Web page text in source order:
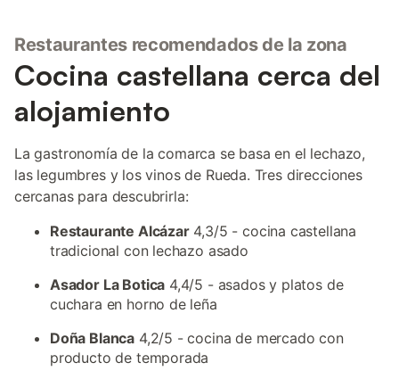
Restaurantes recomendados de la zona
Cocina castellana cerca del
alojamiento
La gastronomía de la comarca se basa en el lechazo,
las legumbres y los vinos de Rueda. Tres direcciones
cercanas para descubrirla:
Restaurante Alcázar4,3/5 - cocina castellana
tradicional con lechazo asado
Asador La Botica 4,4/5 - asados y platos de
cuchara en horno de leña
Doña Blanca 4,2/5 - cocina de mercado con
producto de temporada